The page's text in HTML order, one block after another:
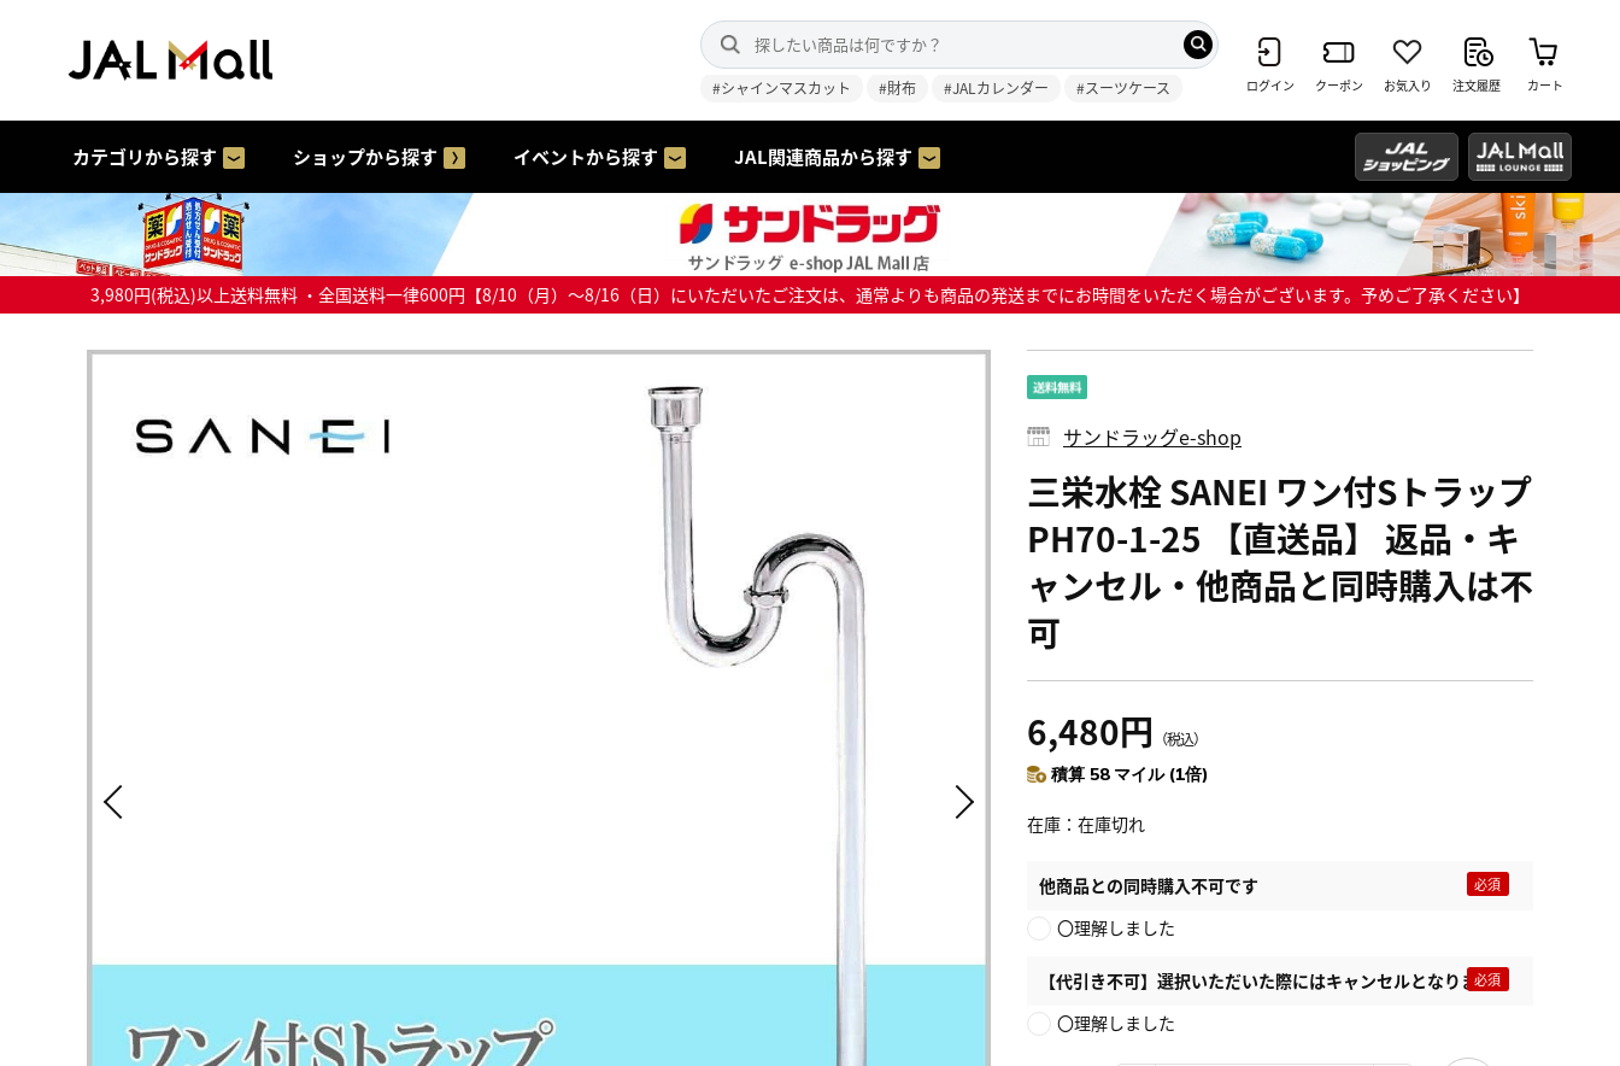
#シャインマスカット #財布 #JALカレンダー #スーツケース ログイン クーポン お気入り 注文履歴 カート
カテゴリから探す ショップから探す イベントから探す JAL関連商品から探す
3,980円(税込)以上送料無料 ・全国送料一律600円【8/10（月）～8/16（日）にいただいたご注文は、通常よりも商品の発送までにお時間をいただく場合がございます。予めご了承ください】
サンドラッグe-shop
三栄水栓 SANEI ワン付Sトラップ
PH70-1-25 【直送品】 返品・キ
ャンセル・他商品と同時購入は不
可
6,480円 （税込）
積算 58 マイル (1倍)
在庫 在庫切れ
他商品との同時購入不可です
〇理解しました
【代引き不可】選択いただいた際にはキャンセルとなります
〇理解しました